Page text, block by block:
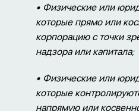
• Физические или
которые прямо или
корпорацию с точки
надзора или капитала;
• Физические или
которые
напрямую или